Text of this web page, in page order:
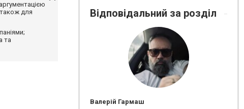
для
та
Відповідальний за розділ
Валерій Гармаш